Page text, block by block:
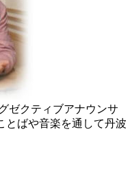
ゼクティブアナウンサ
ばや音楽を通して丹波